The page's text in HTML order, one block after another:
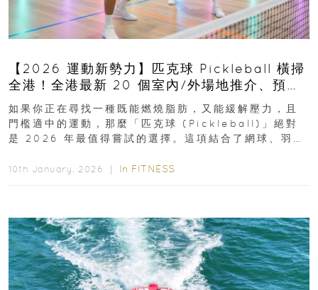
【2026 運動新勢力】匹克球 Pickleball 橫掃
全港！全港最新 20 個室內/外場地推介、預約
及價格全攻略
如果你正在尋找一種既能燃燒脂肪，又能緩解壓力，且
門檻適中的運動，那麼「匹克球 (Pickleball)」絕對
是 2026 年最值得嘗試的選擇。這項結合了網球、羽毛
10th January, 2026 ｜ In FITNESS